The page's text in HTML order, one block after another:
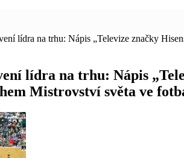
lídra na trhu: Nápis „Televize značky
lídra na trhu: Nápis
Mistrovství světa ve